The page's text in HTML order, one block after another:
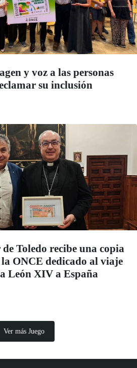
y voz a las personas
su inclusión
Toledo recibe una copia
ONCE dedicado al viaje
León XIV a España
Ver más Juego